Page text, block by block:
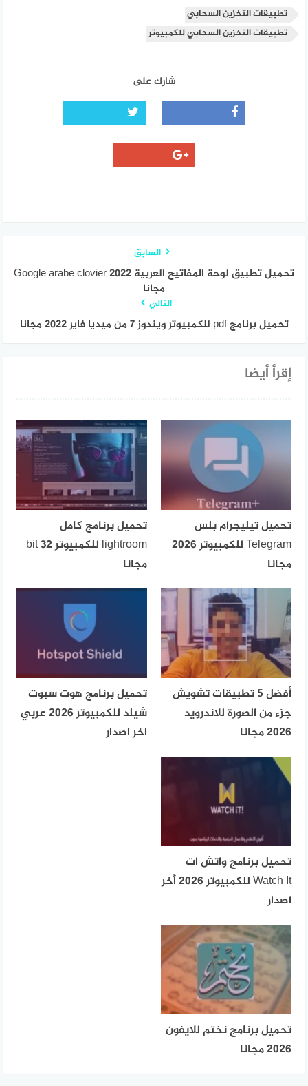
تطبيقات التخزين السحابي
تطبيقات التخزين السحابي للكمبيوتر
شارك على
السابق
تحميل تطبيق لوحة المفاتيح العربية Google arabe clovier 2022
مجانا
التالي
تحميل برنامج pdf للكمبيوتر ويندوز 7 من ميديا فاير 2022 مجانا
إقرأ أيضا
تحميل تيليجرام بلس
Telegram للكمبيوتر 2026
مجانا
تحميل برنامج كامل
lightroom للكمبيوتر 32 bit
مجانا
أفضل 5 تطبيقات تشويش
جزء من الصورة للاندرويد
2026 مجانا
تحميل برنامج هوت سبوت
شيلد للكمبيوتر 2026 عربي
اخر اصدار
تحميل برنامج واتش ات
Watch It للكمبيوتر 2026 أخر
اصدار
تحميل برنامج نختم للايفون
2026 مجانا